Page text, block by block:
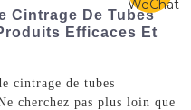
Cintrage De Tubes
Efficaces Et
cintrage de tubes
cherchez pas plus loin que